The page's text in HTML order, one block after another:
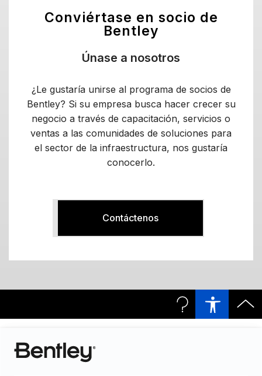
Conviértase en socio de
Bentley
Únase a nosotros
¿Le gustaría unirse al programa de socios de
Bentley? Si su empresa busca hacer crecer su
negocio a través de capacitación, servicios o
ventas a las comunidades de soluciones para
el sector de la infraestructura, nos gustaría
conocerlo.
Contáctenos